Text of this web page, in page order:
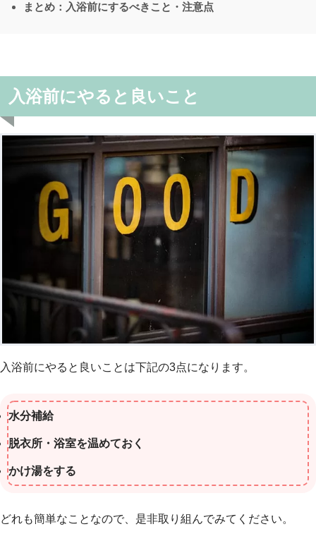
まとめ：入浴前にするべきこと・注意点
入浴前にやると良いこと
入浴前にやると良いことは下記の3点になります。
水分補給
脱衣所・浴室を温めておく
かけ湯をする
どれも簡単なことなので、是非取り組んでみてください。